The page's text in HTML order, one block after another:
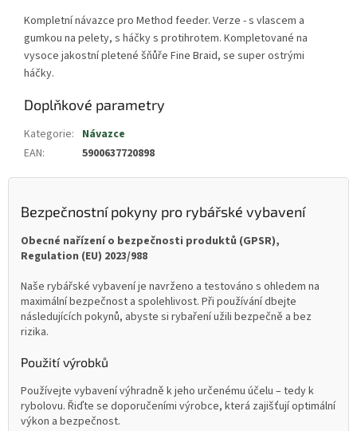
Kompletní návazce pro Method feeder. Verze - s vlascem a
gumkou na pelety, s háčky s protihrotem. Kompletované na
vysoce jakostní pletené šňůře Fine Braid, se super ostrými
háčky.
Doplňkové parametry
Kategorie: Návazce
EAN: 5900637720898
Bezpečnostní pokyny pro rybářské vybavení
Obecné nařízení o bezpečnosti produktů (GPSR),
Regulation (EU) 2023/988
Naše rybářské vybavení je navrženo a testováno s ohledem na
maximální bezpečnost a spolehlivost. Při používání dbejte
následujících pokynů, abyste si rybaření užili bezpečně a bez
rizika.
Použití výrobků
Používejte vybavení výhradně k jeho určenému účelu – tedy k
rybolovu. Řiďte se doporučeními výrobce, která zajišťují optimální
výkon a bezpečnost.